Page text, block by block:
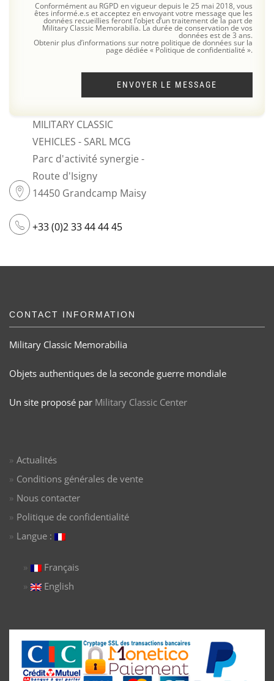
Conformément au RGPD en vigueur depuis le 25 mai 2018, vous
êtes informé.e.s et acceptez en envoyant votre message que les
données recueillies feront l’objet d’un traitement de la part de
Military Classic Memorabilia. La durée de conservation de vos
données est de 3 ans.
Obtenir plus d’informations sur notre politique de données sur la
page dédiée « Politique de confidentialité ».
ENVOYER LE MESSAGE
MILITARY CLASSIC
VEHICLES - SARL MCG
Parc d'activité synergie -
Route d'Isigny
14450 Grandcamp Maisy
+33 (0)2 33 44 44 45
CONTACT INFORMATION
Military Classic Memorabilia
Objets authentiques de la seconde guerre mondiale
Un site proposé par Military Classic Center
Actualités
Conditions générales de vente
Nous contacter
Politique de confidentialité
Langue :
Français
English